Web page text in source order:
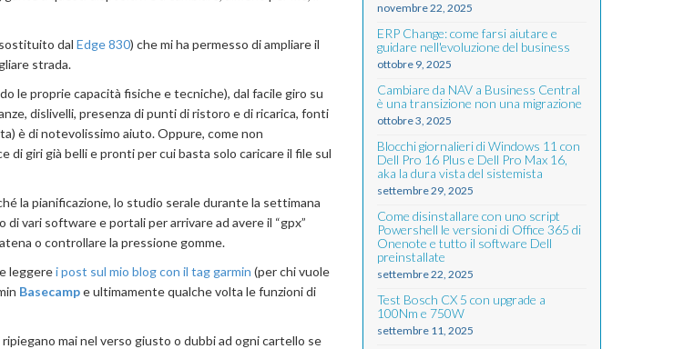
dal Edge 830) che mi ha permesso di ampliare il
strada.
le proprie capacità fisiche e tecniche), dal facile giro su
dislivelli, presenza di punti di ristoro e di ricarica, fonti
è di notevolissimo aiuto. Oppure, come non
giri già belli e pronti per cui basta solo caricare il file sul
la pianificazione, lo studio serale durante la settimana
di vari software e portali per arrivare ad avere il “gpx”
o controllare la pressione gomme.
leggerei post sul mio blog con il tag garmin (per chi vuole
Basecampe ultimamente qualche volta le funzioni di
mai nel verso giusto o dubbi ad ogni cartello se
novembre 22, 2025
ERP Change: come farsi aiutare e
guidare nell'evoluzione del business
ottobre 9, 2025
Cambiare da NAV a Business Central
è una transizione non una migrazione
ottobre 3, 2025
Blocchi giornalieri di Windows 11 con
Dell Pro 16 Plus e Dell Pro Max 16,
aka la dura vista del sistemista
settembre 29, 2025
Come disinstallare con uno script
Powershell le versioni di Office 365 di
Onenote e tutto il software Dell
preinstallate
settembre 22, 2025
Test Bosch CX 5 con upgrade a
100Nm e 750W
settembre 11, 2025